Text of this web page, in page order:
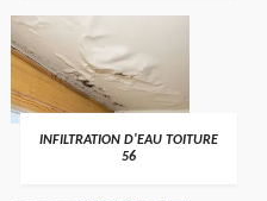
>
INFILTRATION D'EAU TOITURE
56